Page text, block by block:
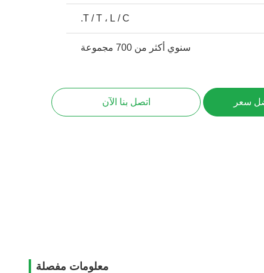
T / T ، L / C.
سنوي أكثر من 700 مجموعة
سعر اتصل بنا الآن
معلومات مفصلة